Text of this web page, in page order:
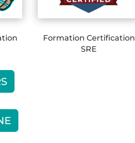
Formation Certification
SRE